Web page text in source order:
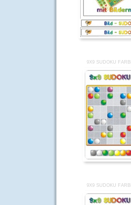
9X9 SUDOKU
9X9 SUDOKU